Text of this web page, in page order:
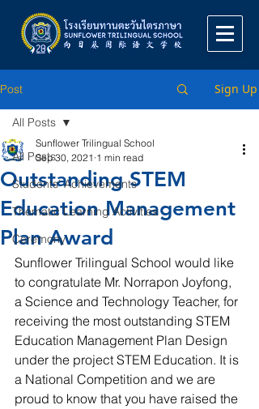
Post Sign Up
All Posts
Students' Achievements
Thematic Learning Activities
Ceremony
All Posts
Outstanding STEM
Education Management
Plan Award
Sunflower Trilingual School
Sep 30, 2021 1 min read
Sunflower Trilingual School would like
to congratulate Mr. Norrapon Joyfong,
a Science and Technology Teacher, for
receiving the most outstanding STEM
Education Management Plan Design
under the project STEM Education. It is
a National Competition and we are
proud to know that you have raised the